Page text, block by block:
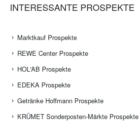
INTERESSANTE PROSPEKTE
Marktkauf Prospekte
REWE Center Prospekte
HOL'AB Prospekte
EDEKA Prospekte
Getränke Hoffmann Prospekte
KRÜMET Sonderposten-Märkte Prospekte